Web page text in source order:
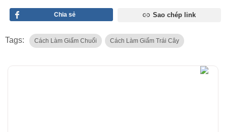
Chia sẻ Sao chép link
Tags: Cách Làm Giấm Chuối Cách Làm Giấm Trái Cây